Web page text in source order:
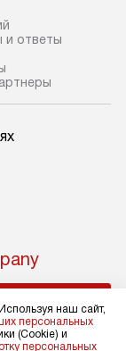
и ответы
наш сайт,
персональных
(Cookie) и
персональных